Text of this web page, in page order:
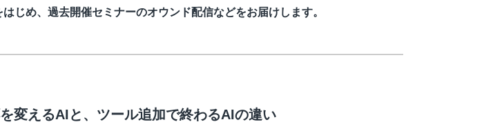
ネスサポートサービス
採用代行（RPO）
社内ヘルプデスク
じめ、過去開催セミナーのオウンド配信などをお届けします。
変えるAIと、ツール追加で終わるAIの違い